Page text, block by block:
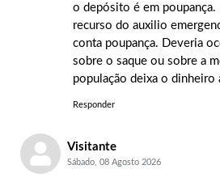
o depósito é em poupança.
recurso do auxilio
conta poupança. Deveria
sobre o saque ou sobre a
população deixa o dinheiro
Responder
Visitante
Sábado, 08 Agosto 2026